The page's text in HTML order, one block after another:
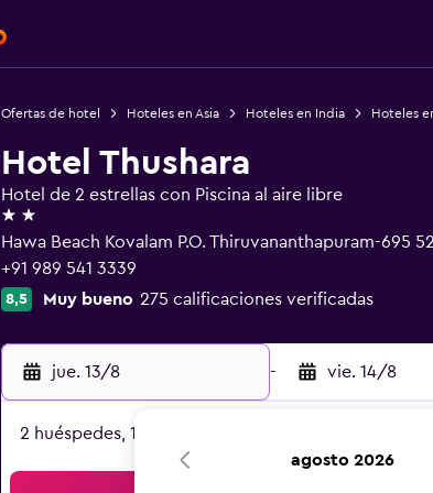
Ofertas de hotel Hoteles en Asia Hoteles en India Hoteles
Hotel Thushara
Hotel de 2 estrellas con Piscina al aire libre
2 estrellas
Hawa Beach Kovalam P.O. Thiruvananthapuram-695
+91 989 541 3339
8,5 Muy bueno 275 calificaciones verificadas
jue. 13/8 - vie. 14/8
2 huéspedes, 1 habitación
agosto 2026